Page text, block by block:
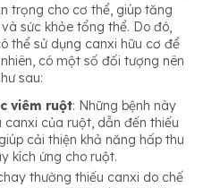
trọng cho cơ thể, giúp tăng
sức khỏe tổng thể. Do đó,
thể sử dụng canxi hữu cơ để
có một số đối tượng nên
sau:
viêm ruột: Những bệnh này
của ruột, dẫn đến thiếu
cải thiện khả năng hấp thu
kích ứng cho ruột.
thường thiếu canxi do chế